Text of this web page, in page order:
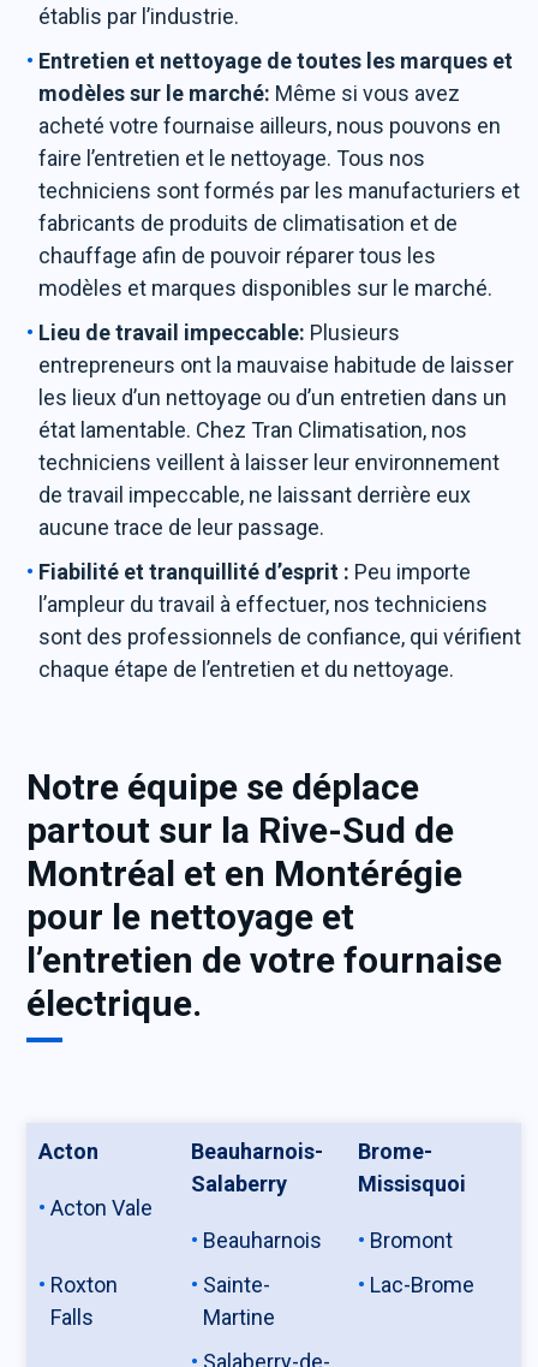
établis par l’industrie.
Entretien et nettoyage de toutes les marques et
modèles sur le marché: Même si vous avez
acheté votre fournaise ailleurs, nous pouvons en
faire l’entretien et le nettoyage. Tous nos
techniciens sont formés par les manufacturiers et
fabricants de produits de climatisation et de
chauffage afin de pouvoir réparer tous les
modèles et marques disponibles sur le marché.
Lieu de travail impeccable: Plusieurs
entrepreneurs ont la mauvaise habitude de laisser
les lieux d’un nettoyage ou d’un entretien dans un
état lamentable. Chez Tran Climatisation, nos
techniciens veillent à laisser leur environnement
de travail impeccable, ne laissant derrière eux
aucune trace de leur passage.
Fiabilité et tranquillité d’esprit : Peu importe
l’ampleur du travail à effectuer, nos techniciens
sont des professionnels de confiance, qui vérifient
chaque étape de l’entretien et du nettoyage.
Notre équipe se déplace
partout sur la Rive-Sud de
Montréal et en Montérégie
pour le nettoyage et
l’entretien de votre fournaise
électrique.
Acton
Acton Vale
Roxton
Falls
Beauharnois-
Salaberry
Beauharnois
Sainte-
Martine
Salaberry-de-
Brome-
Missisquoi
Bromont
Lac-Brome